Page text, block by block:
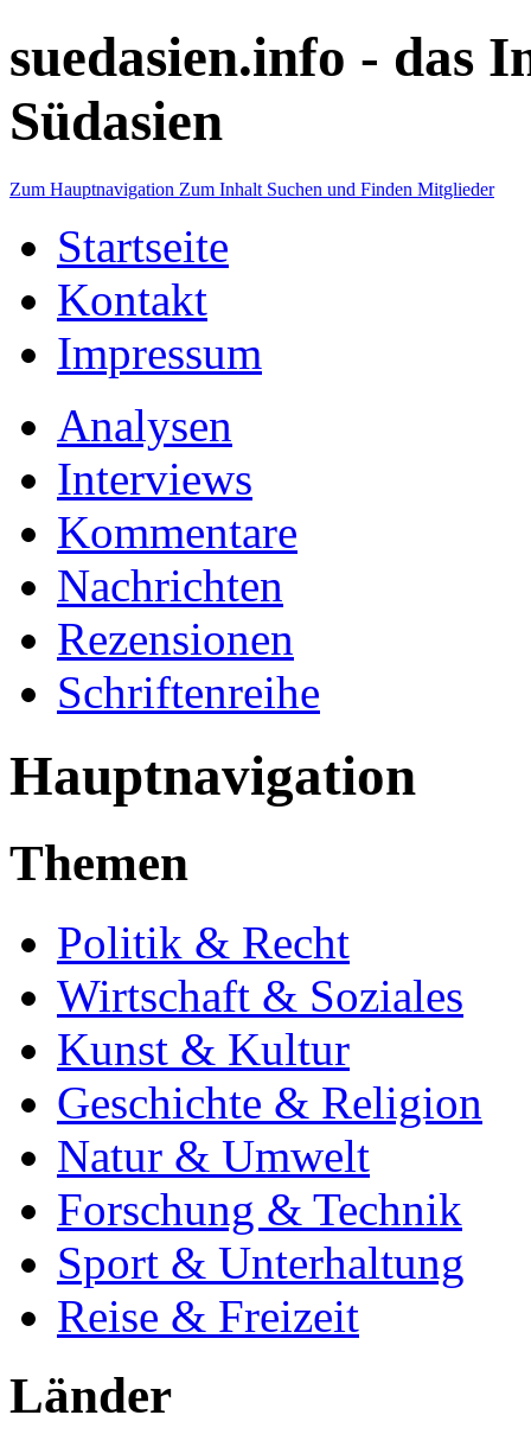
suedasien.info - das
Südasien
Zum Hauptnavigation Zum Inhalt Suchen und Finden Mitglieder
Startseite
Kontakt
Impressum
Analysen
Interviews
Kommentare
Nachrichten
Rezensionen
Schriftenreihe
Hauptnavigation
Themen
Politik & Recht
Wirtschaft & Soziales
Kunst & Kultur
Geschichte & Religion
Natur & Umwelt
Forschung & Technik
Sport & Unterhaltung
Reise & Freizeit
Länder